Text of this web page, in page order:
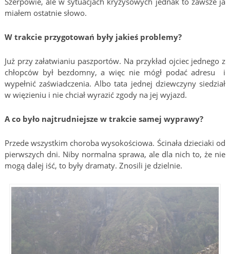
miałem ostatnie słowo.
W trakcie przygotowań były jakieś problemy?
Już przy załatwianiu paszportów. Na przykład ojciec jednego z
chłopców był bezdomny, a więc nie mógł podać adresu i
wypełnić zaświadczenia. Albo tata jednej dziewczyny siedział
w więzieniu i nie chciał wyrazić zgody na jej wyjazd.
A co było najtrudniejsze w trakcie samej wyprawy?
Przede wszystkim choroba wysokościowa. Ścinała dzieciaki od
pierwszych dni. Niby normalna sprawa, ale dla nich to, że nie
mogą dalej iść, to były dramaty. Znosili je dzielnie.